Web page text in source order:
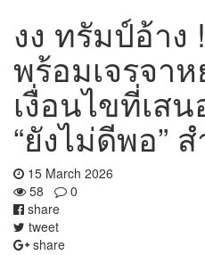
งง ทรัมป์อ้าง
พร้อมเจรจา
เงื่อนไขที่เส
“ยังไม่ดีพอ”
15 March 2026
58
0
share
tweet
share